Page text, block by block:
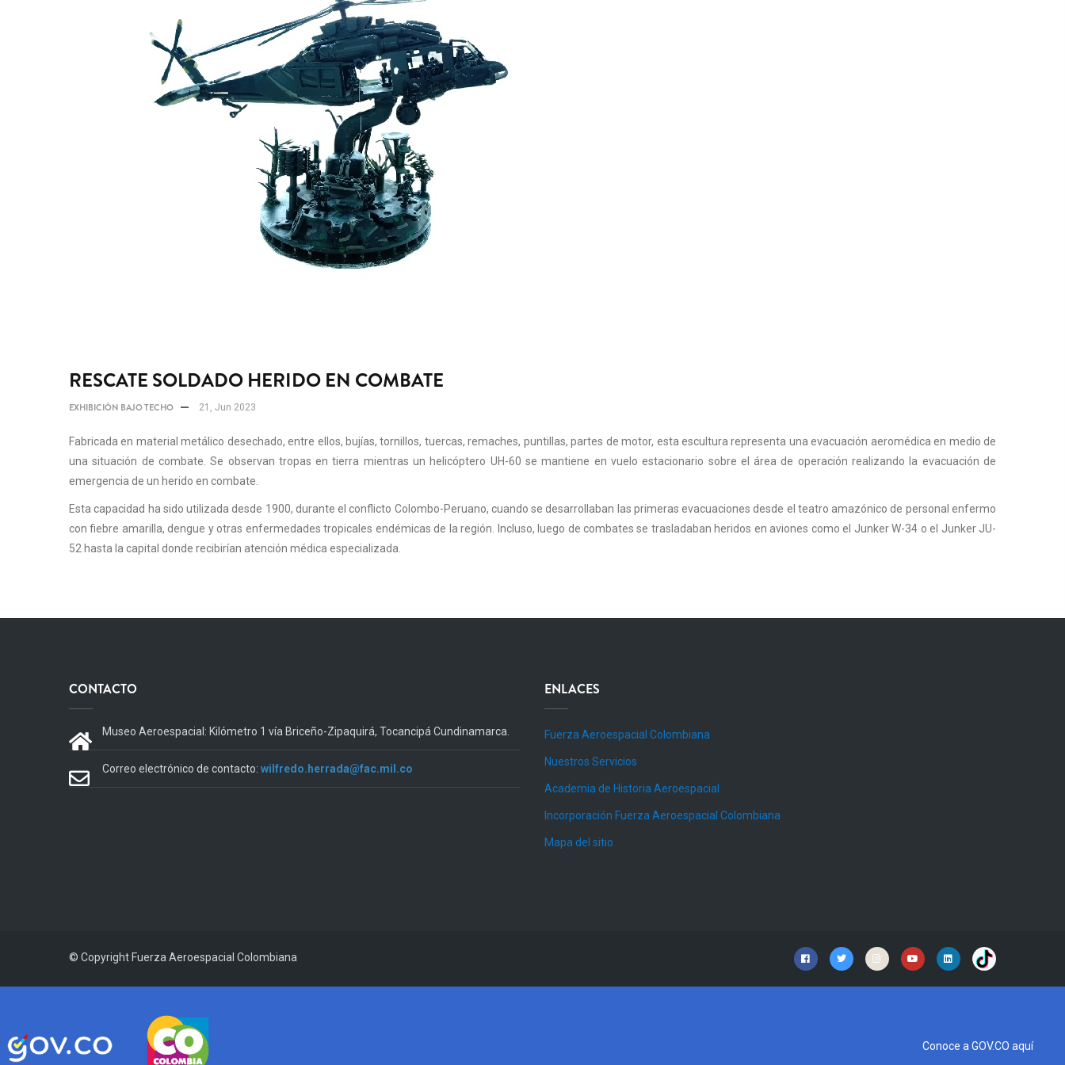
RESCATE SOLDADO HERIDO EN COMBATE
EXHIBICIÓN BAJO TECHO 21, Jun 2023
Fabricada en material metálico desechado, entre ellos, bujías, tornillos, tuercas, remaches, puntillas, partes de motor, esta escultura representa una evacuación aeromédica en medio de
una situación de combate. Se observan tropas en tierra mientras un helicóptero UH-60 se mantiene en vuelo estacionario sobre el área de operación realizando la evacuación de
emergencia de un herido en combate.
Esta capacidad ha sido utilizada desde 1900, durante el conflicto Colombo-Peruano, cuando se desarrollaban las primeras evacuaciones desde el teatro amazónico de personal enfermo
con fiebre amarilla, dengue y otras enfermedades tropicales endémicas de la región. Incluso, luego de combates se trasladaban heridos en aviones como el Junker W-34 o el Junker JU-
52 hasta la capital donde recibirían atención médica especializada.
CONTACTO
Museo Aeroespacial: Kilómetro 1 vía Briceño-Zipaquirá, Tocancipá Cundinamarca.
Correo electrónico de contacto: wilfredo.herrada@fac.mil.co
ENLACES
Fuerza Aeroespacial Colombiana
Nuestros Servicios
Academia de Historia Aeroespacial
Incorporación Fuerza Aeroespacial Colombiana
Mapa del sitio
© Copyright Fuerza Aeroespacial Colombiana
Conoce a GOV.CO aquí